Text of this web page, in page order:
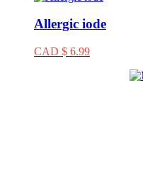
Allergic iode
CAD $ 6.99